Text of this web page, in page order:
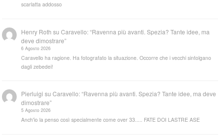
scarlatta addosso
Henry Roth suCaravello: “Ravenna più avanti. Spezia? Tante idee, ma
deve dimostrare”
6 Agosto 2026
Caravello ha ragione. Ha fotografato la situazione. Occorre che i vecchi sintolgano
dagli zebedei!
Pierluigi suCaravello: “Ravenna più avanti. Spezia? Tante idee, ma deve
dimostrare”
5 Agosto 2026
Anch'io la penso così specialmente come over 33..... FATE DOI LASTRE ASE